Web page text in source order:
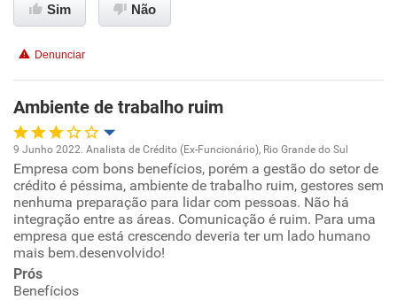
Benefícios
Recomenda esta empresa
Não recomenda a diretoria
Sim Não
Denunciar
Ambiente de trabalho ruim
Oportunidade de promoção
Ambiente de trabalho
Conciliação com a vida familiar
9 Junho 2022. Analista de Crédito (Ex-Funcionário), Rio Grande do Sul
Empresa com bons benefícios, porém a gestão do setor de
crédito é péssima, ambiente de trabalho ruim, gestores sem
nenhuma preparação para lidar com pessoas. Não há
integração entre as áreas. Comunicação é ruim. Para uma
empresa que está crescendo deveria ter um lado humano
mais bem.desenvolvido!
Prós
Benefícios